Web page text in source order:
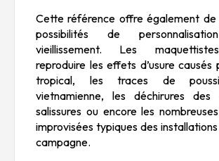
Cette référence offre également de
possibilités de
vieillissement. Les
reproduire les effets d’usure
tropical, les traces de
vietnamienne, les déchirures des
salissures ou encore les
improvisées typiques des
campagne.